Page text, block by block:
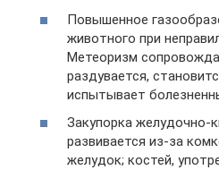
Повышенное
животного при
Метеоризм
раздувается,
испытывает
Закупорка желудочно-
развивается из-за
желудок; костей,